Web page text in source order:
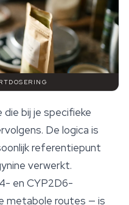
bij je specifieke
De logica is
referentiepunt
verwerkt.
en CYP2D6-
metabole routes — is